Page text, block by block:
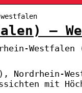
–
Nordrhein-
mit